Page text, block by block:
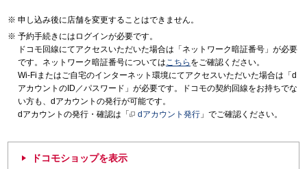
申し込み後に店舗を変更することはできません。
予約手続きにはログインが必要です。
ドコモ回線にてアクセスいただいた場合は「ネットワーク暗証番号」が必要
です。ネットワーク暗証番号についてはこちら をご確認ください。
Wi-Fiまたはご自宅のインターネット環境にてアクセスいただいた場合は「d
アカウントのID／パスワード」が必要です。ドコモの契約回線をお持ちでな
い方も、dアカウントの発行が可能です。
dアカウントの発行・確認は「
dアカウント発行 」でご確認ください。
ドコモショップを表示